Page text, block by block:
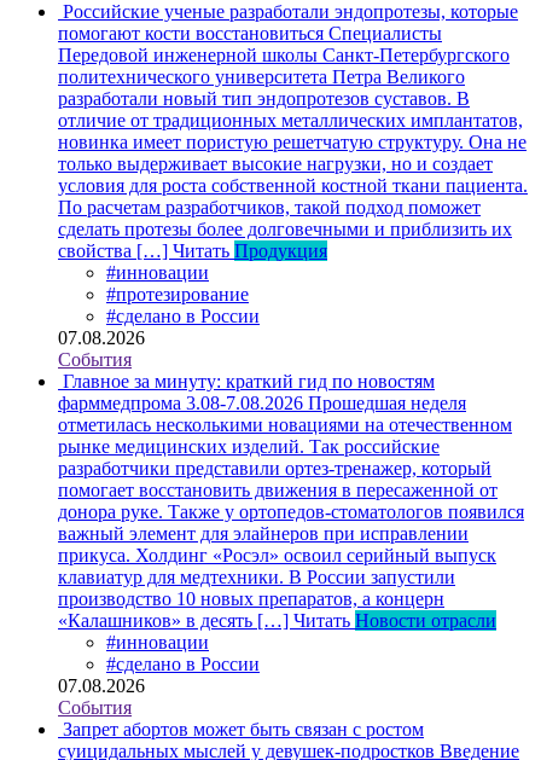
Российские ученые разработали эндопротезы, которые
помогают кости восстановиться Специалисты
Передовой инженерной школы Санкт-Петербургского
политехнического университета Петра Великого
разработали новый тип эндопротезов суставов. В
отличие от традиционных металлических имплантатов,
новинка имеет пористую решетчатую структуру. Она не
только выдерживает высокие нагрузки, но и создает
условия для роста собственной костной ткани пациента.
По расчетам разработчиков, такой подход поможет
сделать протезы более долговечными и приблизить их
свойства […] Читать Продукция
#инновации
#протезирование
#сделано в России
07.08.2026
События
Главное за минуту: краткий гид по новостям
фарммедпрома 3.08-7.08.2026 Прошедшая неделя
отметилась несколькими новациями на отечественном
рынке медицинских изделий. Так российские
разработчики представили ортез-тренажер, который
помогает восстановить движения в пересаженной от
донора руке. Также у ортопедов-стоматологов появился
важный элемент для элайнеров при исправлении
прикуса. Холдинг «Росэл» освоил серийный выпуск
клавиатур для медтехники. В России запустили
производство 10 новых препаратов, а концерн
«Калашников» в десять […] Читать Новости отрасли
#инновации
#сделано в России
07.08.2026
События
Запрет абортов может быть связан с ростом
суицидальных мыслей у девушек-подростков Введение